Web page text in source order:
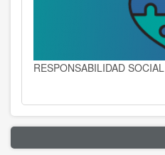
RESPONSABILIDAD SOCIAL